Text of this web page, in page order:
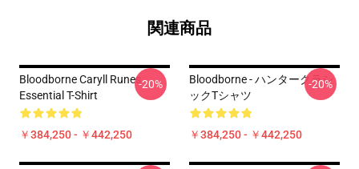
関連商品
Bloodborne Caryll Runes
Essential T-Shirt
￥384,250 - ￥442,250
-20%
Bloodborne - ハンタークラシ
ックTシャツ
￥384,250 - ￥442,250
-20%